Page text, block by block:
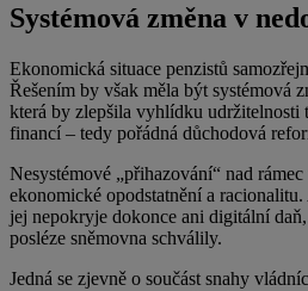
Systémová změna v
Ekonomická situace penzistů
Řešením by však měla být systémová
která by zlepšila vyhlídku udržitelnosti
financí – tedy pořádná důchodová
Nesystémové „přihazování“ nad
ekonomické opodstatnění a
jej nepokryje dokonce ani digitální
posléze sněmovna schválily.
Jedná se zjevně o součást snahy